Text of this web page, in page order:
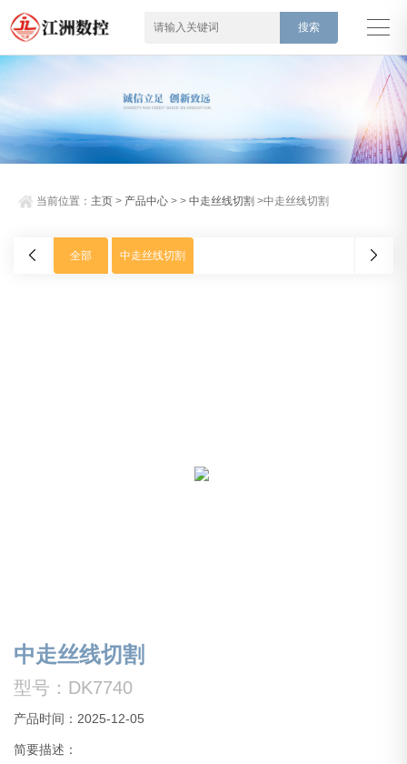
当前位置： 主页 > 产品中心 > >中走丝线切割 >中走丝线切割
全部 中走丝线切割
中走丝线切割
型号：DK7740
产品时间：2025-12-05
简要描述：